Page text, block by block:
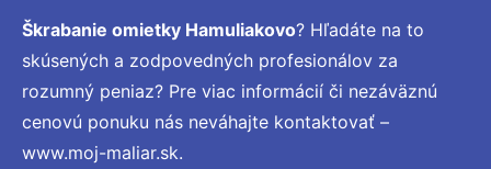
Škrabanie omietky Hamuliakovo? Hľadáte na to
skúsených a zodpovedných profesionálov za
rozumný peniaz? Pre viac informácií či nezáväznú
cenovú ponuku nás neváhajte kontaktovať –
www.moj-maliar.sk.